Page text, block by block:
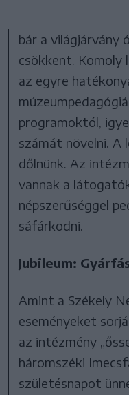
bár a világjárvány
csökkent. Komoly
az egyre
programoktól,
számát növelni. A
dőlnünk. Az
vannak a
népszerűséggel
sáfárkodni.
Jubileum:
Amint a Székely
eseményeket
az intézmény
háromszéki
születésnapot